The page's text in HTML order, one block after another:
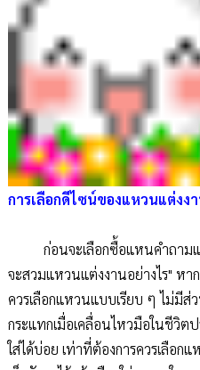
การเลือกดีไซน์ของแหวนแต่งง
ก่อนจะเลือกซื้อแหนคำถามแร
จะสวมแหวนแต่งงานอย่างไร" ห
ควรเลือกแหวนแบบเรียบ ๆ ไม่มีส่
กระแทกเมื่อเคลื่อนไหวมือในชีวิ
ใส่ได้บ่อย เท่าที่ต้องการควรเลือก